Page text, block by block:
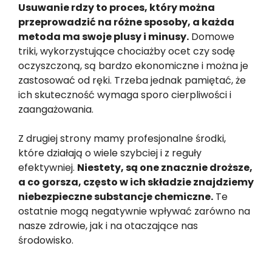
Usuwanie rdzy to proces, który można
przeprowadzić na różne sposoby, a każda
metoda ma swoje plusy i minusy. Domowe
triki, wykorzystujące chociażby ocet czy sodę
oczyszczoną, są bardzo ekonomiczne i można je
zastosować od ręki. Trzeba jednak pamiętać, że
ich skuteczność wymaga sporo cierpliwości i
zaangażowania.
Z drugiej strony mamy profesjonalne środki,
które działają o wiele szybciej i z reguły
efektywniej. Niestety, są one znacznie droższe,
a co gorsza, często w ich składzie znajdziemy
niebezpieczne substancje chemiczne. Te
ostatnie mogą negatywnie wpływać zarówno na
nasze zdrowie, jak i na otaczające nas
środowisko.